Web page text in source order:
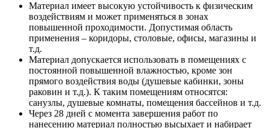
Материал имеет высокую устойчивость к физическим
воздействиям и может применяться в зонах
повышенной проходимости. Допустимая область
применения – коридоры, столовые, офисы, магазины и
т.д.
Материал допускается использовать в помещениях с
постоянной повышенной влажностью, кроме зон
прямого воздействия воды (душевые кабинки, зоны
раковин и т.д.). К таким помещениям относятся:
санузлы, душевые комнаты, помещения бассейнов и т.д.
Через 28 дней с момента завершения работ по
нанесению материал полностью высыхает и набирает